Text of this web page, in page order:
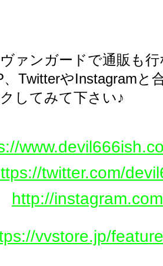
ァンガードで通販も
TwitterやInstagramと
してみて下さい♪
twitter.com/
http://
vvstore.jp/